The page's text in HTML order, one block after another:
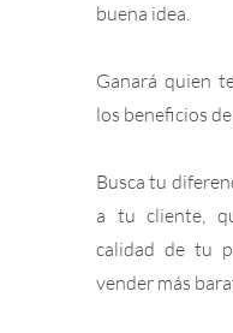
buena idea.
Ganará quien
los beneficios
Busca tu
a tu cliente,
calidad de tu
vender más